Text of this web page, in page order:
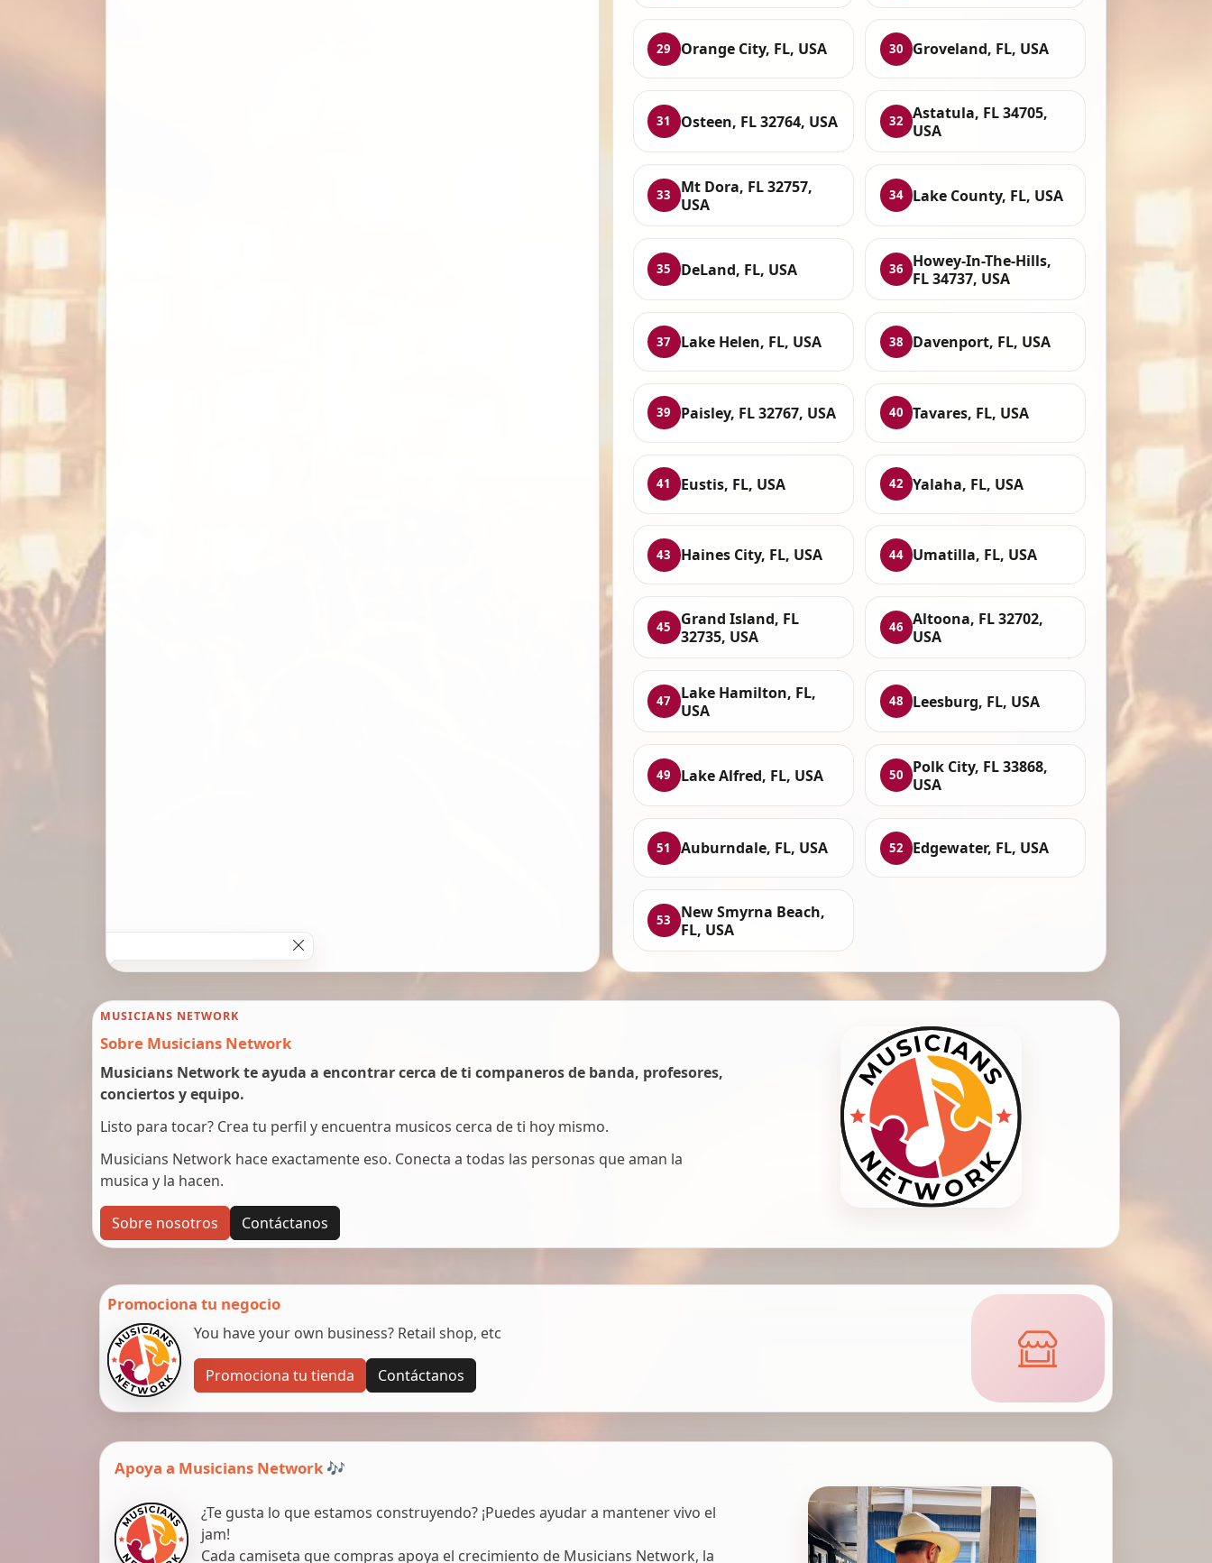
29 Orange City, FL, USA 30 Groveland, FL, USA
31 Osteen, FL 32764, USA 32
Astatula, FL 34705,
USA
33
Mt Dora, FL 32757,
USA
34 Lake County, FL, USA
35 DeLand, FL, USA 36
Howey-In-The-Hills,
FL 34737, USA
37 Lake Helen, FL, USA 38 Davenport, FL, USA
39 Paisley, FL 32767, USA 40 Tavares, FL, USA
41 Eustis, FL, USA 42 Yalaha, FL, USA
43 Haines City, FL, USA 44 Umatilla, FL, USA
45
Grand Island, FL
32735, USA
46
Altoona, FL 32702,
USA
47
Lake Hamilton, FL,
USA
48 Leesburg, FL, USA
49 Lake Alfred, FL, USA 50
Polk City, FL 33868,
USA
51 Auburndale, FL, USA 52 Edgewater, FL, USA
53
New Smyrna Beach,
FL, USA
MUSICIANS NETWORK
Sobre Musicians Network
Musicians Network te ayuda a encontrar cerca de ti companeros de banda, profesores,
conciertos y equipo.
Listo para tocar? Crea tu perfil y encuentra musicos cerca de ti hoy mismo.
Musicians Network hace exactamente eso. Conecta a todas las personas que aman la
musica y la hacen.
Sobre nosotros Contáctanos
Promociona tu negocio
You have your own business? Retail shop, etc
Promociona tu tienda Contáctanos
Apoya a Musicians Network 🎶
¿Te gusta lo que estamos construyendo? ¡Puedes ayudar a mantener vivo el
jam!
Cada camiseta que compras apoya el crecimiento de Musicians Network, la